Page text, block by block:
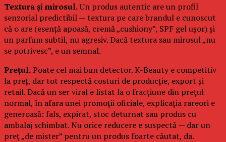
Textura și mirosul.Un produs autentic are un profil
senzorial predictibil — textura pe care brandul e cunoscut
că o are (esență apoasă, cremă „cushiony”, SPF gel ușor) și
un parfum subtil, nu agresiv. Dacă textura sau mirosul „nu
se potrivesc”, e un semnal.
Prețul.Poate cel mai bun detector. K-Beauty e competitiv
la preț, dar tot respectă costuri de producție, export și
retail. Dacă un ser viral e listat la o fracțiune din prețul
normal, în afara unei promoții oficiale, explicația rareori e
generoasă: fals, expirat, stoc deturnat sau produs cu
ambalaj schimbat. Nu orice reducere e suspectă — dar un
preț „de mister” pentru un produs foarte căutat, da.